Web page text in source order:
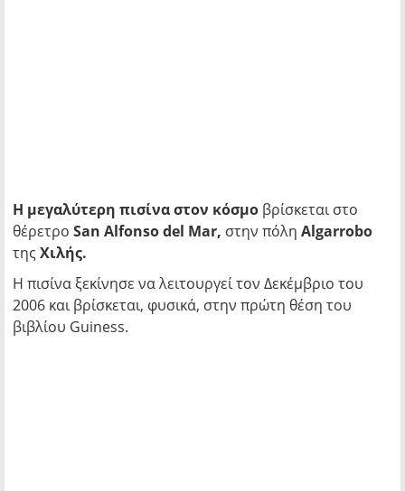
Η μεγαλύτερη πισίνα στον κόσμο βρίσκεται στο
θέρετρο San Alfonso del Mar, στην πόλη Algarrobo
της Χιλής.
Η πισίνα ξεκίνησε να λειτουργεί τον Δεκέμβριο του
2006 και βρίσκεται, φυσικά, στην πρώτη θέση του
βιβλίου Guiness.